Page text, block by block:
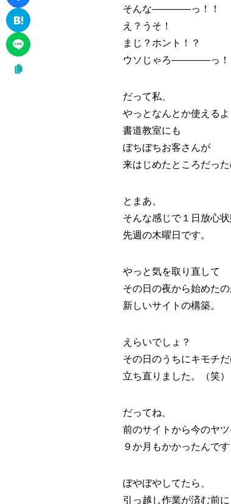
そんな――――っ！！
え？うそ！
まじ？ホント！？
ウソじゃろ――――っ！
だって私、
やっとなんとか使えるよ
書道教室にも
ぼちぼちお客さんが
来はじめたところだった
とまあ、
そんな感じで１日放心状
先週の木曜日です。
やっと気を取り直して
その日の夜から始めたの
新しいサイトの構築。
えらいでしょ？
その日のうちにキモチ
立ち直りました。（笑）
だってね、
前のサイトから今のヤツ
９か月もかかったんです
ぼやぼやしてたら、
引っ越し作業が済む前に